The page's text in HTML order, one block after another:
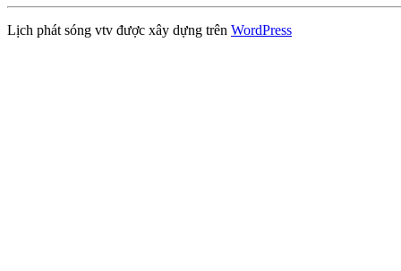
Lịch phát sóng vtv được xây dựng trên WordPress